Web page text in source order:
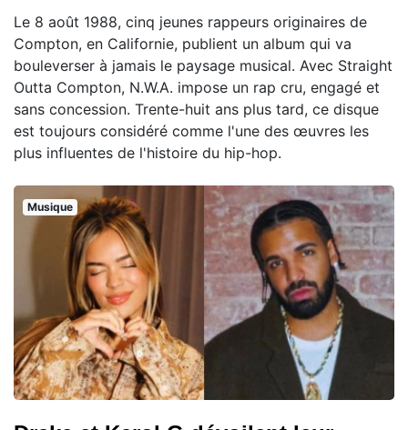
Le 8 août 1988, cinq jeunes rappeurs originaires de
Compton, en Californie, publient un album qui va
bouleverser à jamais le paysage musical. Avec Straight
Outta Compton, N.W.A. impose un rap cru, engagé et
sans concession. Trente-huit ans plus tard, ce disque
est toujours considéré comme l'une des œuvres les
plus influentes de l'histoire du hip-hop.
Musique